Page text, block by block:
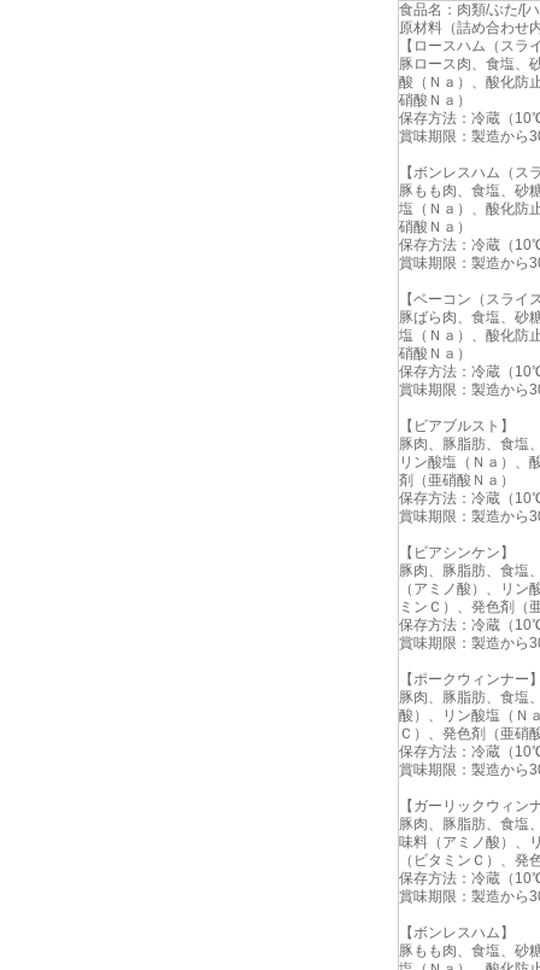
食品名：肉類/ぶた/[
原材料（詰め合わせ
【ロースハム（スラ
豚ロース肉、食塩、
酸（Ｎａ）、酸化防
硝酸Ｎａ）
保存方法：冷蔵（
賞味期限：製造から
【ボンレスハム（ス
豚もも肉、食塩、砂
塩（Ｎａ）、酸化防
硝酸Ｎａ）
保存方法：冷蔵（
賞味期限：製造から
【ベーコン（スライ
豚ばら肉、食塩、砂
塩（Ｎａ）、酸化防
硝酸Ｎａ）
保存方法：冷蔵（
賞味期限：製造から
【ビアブルスト】
豚肉、豚脂肪、食塩
リン酸塩（Ｎａ）、
剤（亜硝酸Ｎａ）
保存方法：冷蔵（
賞味期限：製造から
【ビアシンケン】
豚肉、豚脂肪、食塩
（アミノ酸）、リン
ミンＣ）、発色剤（
保存方法：冷蔵（
賞味期限：製造から
【ポークウィンナー
豚肉、豚脂肪、食塩
酸）、リン酸塩（Ｎ
Ｃ）、発色剤（亜硝
保存方法：冷蔵（
賞味期限：製造から
【ガーリックウィン
豚肉、豚脂肪、食塩
味料（アミノ酸）、
（ビタミンＣ）、発
保存方法：冷蔵（
賞味期限：製造から
【ボンレスハム】
豚もも肉、食塩、砂